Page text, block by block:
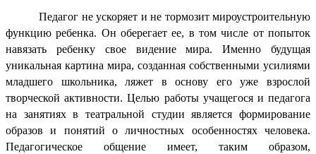
Педагог не ускоряет и не тормозит мироустроительную
функцию ребенка. Он оберегает ее, в том числе от попыток
навязать ребенку свое видение мира. Именно будущая
уникальная картина мира, созданная собственными усилиями
младшего школьника, ляжет в основу его уже взрослой
творческой активности. Целью работы учащегося и педагога
на занятиях в театральной студии является формирование
образов и понятий о личностных особенностях человека.
Педагогическое общение имеет, таким образом,